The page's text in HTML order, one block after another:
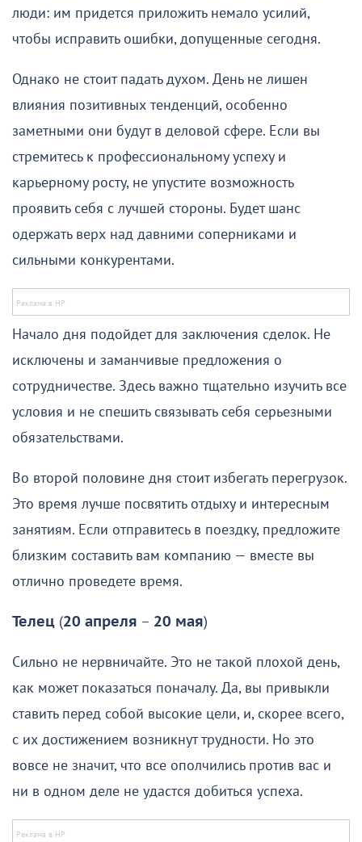
люди: им придется приложить немало усилий,
чтобы исправить ошибки, допущенные сегодня.
Однако не стоит падать духом. День не лишен
влияния позитивных тенденций, особенно
заметными они будут в деловой сфере. Если вы
стремитесь к профессиональному успеху и
карьерному росту, не упустите возможность
проявить себя с лучшей стороны. Будет шанс
одержать верх над давними соперниками и
сильными конкурентами.
Начало дня подойдет для заключения сделок. Не
исключены и заманчивые предложения о
сотрудничестве. Здесь важно тщательно изучить все
условия и не спешить связывать себя серьезными
обязательствами.
Во второй половине дня стоит избегать перегрузок.
Это время лучше посвятить отдыху и интересным
занятиям. Если отправитесь в поездку, предложите
близким составить вам компанию — вместе вы
отлично проведете время.
Телец (20 апреля – 20 мая)
Сильно не нервничайте. Это не такой плохой день,
как может показаться поначалу. Да, вы привыкли
ставить перед собой высокие цели, и, скорее всего,
с их достижением возникнут трудности. Но это
вовсе не значит, что все ополчились против вас и
ни в одном деле не удастся добиться успеха.